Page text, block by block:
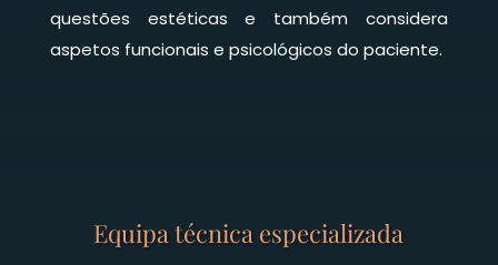
questões estéticas e também considera
aspetos funcionais e psicológicos do paciente.
Equipa técnica especializada